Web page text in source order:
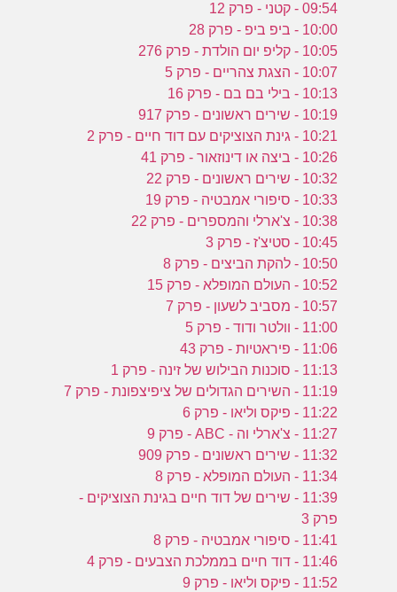
09:54 - קטני - פרק 12
10:00 - ביפ ביפ - פרק 28
10:05 - קליפ יום הולדת - פרק 276
10:07 - הצגת צהריים - פרק 5
10:13 - בילי בם בם - פרק 16
10:19 - שירים ראשונים - פרק 917
10:21 - גינת הצוציקים עם דוד חיים - פרק 2
10:26 - ביצה או דינוזאור - פרק 41
10:32 - שירים ראשונים - פרק 22
10:33 - סיפורי אמבטיה - פרק 19
10:38 - צ'ארלי והמספרים - פרק 22
10:45 - סטיצ'ז - פרק 3
10:50 - להקת הביצים - פרק 8
10:52 - העולם המופלא - פרק 15
10:57 - מסביב לשעון - פרק 7
11:00 - וולטר ודוד - פרק 5
11:06 - פיראטיות - פרק 43
11:13 - סוכנות הבילוש של זינה - פרק 1
11:19 - השירים הגדולים של ציפיצפונת - פרק 7
11:22 - פיקס וליאו - פרק 6
11:27 - צ'ארלי וה - ABC - פרק 9
11:32 - שירים ראשונים - פרק 909
11:34 - העולם המופלא - פרק 8
11:39 - שירים של דוד חיים בגינת הצוציקים -
פרק 3
11:41 - סיפורי אמבטיה - פרק 8
11:46 - דוד חיים בממלכת הצבעים - פרק 4
11:52 - פיקס וליאו - פרק 9